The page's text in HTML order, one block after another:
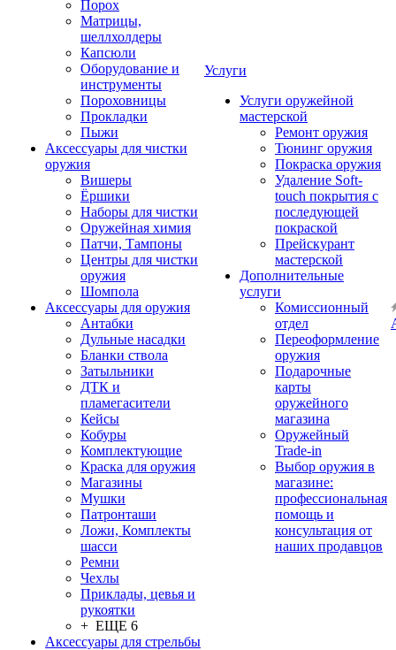
Порох
Матрицы,
шеллхолдеры
Капсюли
Оборудование и
инструменты
Пороховницы
Прокладки
Пыжи
Аксессуары для чистки
оружия
Вишеры
Ёршики
Наборы для чистки
Оружейная химия
Патчи, Тампоны
Центры для чистки
оружия
Шомпола
Аксессуары для оружия
Антабки
Дульные насадки
Бланки ствола
Затыльники
ДТК и
пламегасители
Кейсы
Кобуры
Комплектующие
Краска для оружия
Магазины
Мушки
Патронташи
Ложи, Комплекты
шасси
Ремни
Чехлы
Приклады, цевья и
рукоятки
+ ЕЩЕ 6
Аксессуары для стрельбы
Услуги
Услуги оружейной
мастерской
Ремонт оружия
Тюнинг оружия
Покраска оружия
Удаление Soft-
touch покрытия с
последующей
покраской
Прейскурант
мастерской
Дополнительные
услуги
Комиссионный
отдел
Переоформление
оружия
Подарочные
карты
оружейного
магазина
Оружейный
Trade-in
Выбор оружия в
магазине:
профессиональная
помощь и
консультация от
наших продавцов